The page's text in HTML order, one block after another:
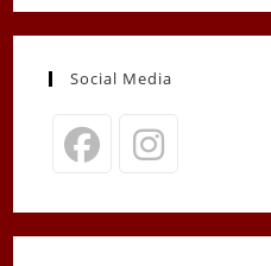
Social Media
in
in